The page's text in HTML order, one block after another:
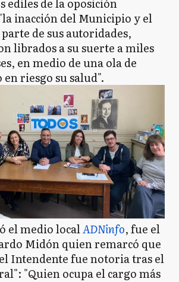
ediles de la oposición
inacción del Municipio y el
de sus autoridades,
librados a su suerte a miles
en medio de una ola de
en riesgo su salud".
el medio localADNinfo, fue el
Midón quien remarcó que
Intendente fue notoria tras el
"Quien ocupa el cargo más